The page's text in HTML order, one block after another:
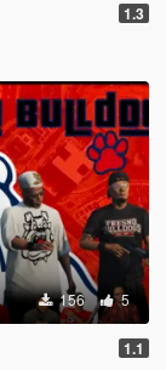
1.3
156 5
1.1